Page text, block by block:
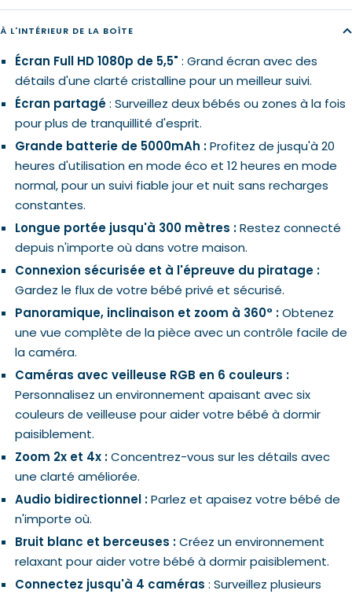
À L'INTÉRIEUR DE LA BOÎTE
Écran Full HD 1080p de 5,5" : Grand écran avec des
détails d'une clarté cristalline pour un meilleur suivi.
Écran partagé: Surveillez deux bébés ou zones à la fois
pour plus de tranquillité d'esprit.
Grande batterie de 5000mAh :Profitez de jusqu'à 20
heures d'utilisation en mode éco et 12 heures en mode
normal, pour un suivi fiable jour et nuit sans recharges
constantes.
Longue portée jusqu'à 300 mètres :Restez connecté
depuis n'importe où dans votre maison.
Connexion sécurisée et à l'épreuve du piratage :
Gardez le flux de votre bébé privé et sécurisé.
Panoramique, inclinaison et zoom à 360° :Obtenez
une vue complète de la pièce avec un contrôle facile de
la caméra.
Caméras avec veilleuse RGB en 6 couleurs :
Personnalisez un environnement apaisant avec six
couleurs de veilleuse pour aider votre bébé à dormir
paisiblement.
Zoom 2x et 4x :Concentrez-vous sur les détails avec
une clarté améliorée.
Audio bidirectionnel :Parlez et apaisez votre bébé de
n'importe où.
Bruit blanc et berceuses :Créez un environnement
relaxant pour aider votre bébé à dormir paisiblement.
Connectez jusqu'à 4 caméras : Surveillez plusieurs